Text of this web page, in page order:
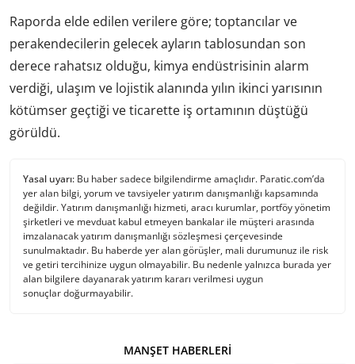
Raporda elde edilen verilere göre; toptancılar ve
perakendecilerin gelecek ayların tablosundan son
derece rahatsız olduğu, kimya endüstrisinin alarm
verdiği, ulaşım ve lojistik alanında yılın ikinci yarısının
kötümser geçtiği ve ticarette iş ortamının düştüğü
görüldü.
Yasal uyarı: Bu haber sadece bilgilendirme amaçlıdır. Paratic.com’da
yer alan bilgi, yorum ve tavsiyeler yatırım danışmanlığı kapsamında
değildir. Yatırım danışmanlığı hizmeti, aracı kurumlar, portföy yönetim
şirketleri ve mevduat kabul etmeyen bankalar ile müşteri arasında
imzalanacak yatırım danışmanlığı sözleşmesi çerçevesinde
sunulmaktadır. Bu haberde yer alan görüşler, mali durumunuz ile risk
ve getiri tercihinize uygun olmayabilir. Bu nedenle yalnızca burada yer
alan bilgilere dayanarak yatırım kararı verilmesi uygun
sonuçlar doğurmayabilir.
MANŞET HABERLERI